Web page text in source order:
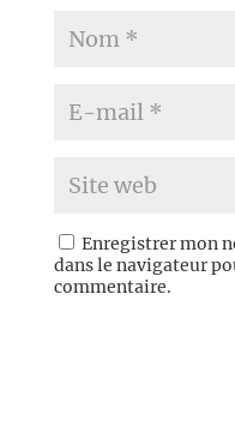
Enregistrer mon
dans le navigateur
commentaire.